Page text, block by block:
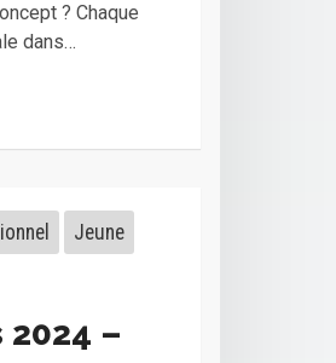
? Chaque
dans…
Jeune
–